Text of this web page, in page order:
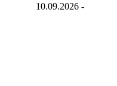
10.09.2026 -